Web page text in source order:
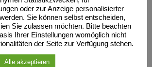
oder zur Anzeige personalisierter
Sie können selbst entscheiden,
Sie zulassen möchten. Bitte beachten
Ihrer Einstellungen womöglich nicht
der Seite zur Verfügung stehen.
Alle akzeptieren